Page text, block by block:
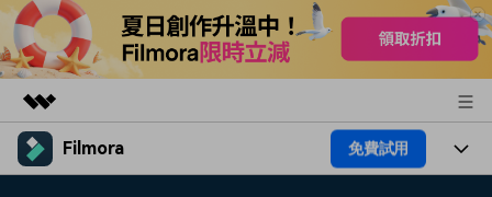
精選產品Filmora 免費試用